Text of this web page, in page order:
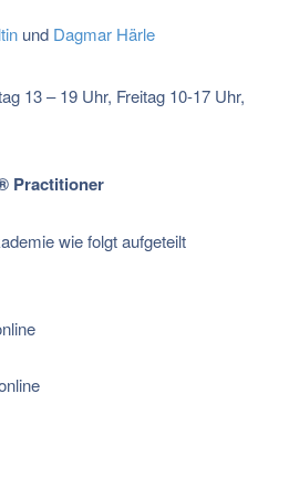
und Dagmar Härle
13 – 19 Uhr, Freitag 10-17 Uhr,
Practitioner
wie folgt aufgeteilt